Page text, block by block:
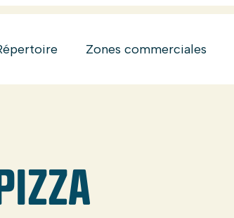
Zones commerciales